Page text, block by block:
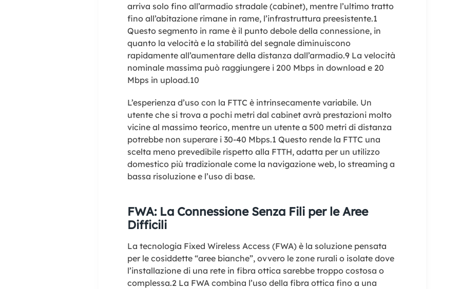
arriva solo fino all’armadio stradale (cabinet), mentre l’ultimo tratto
fino all’abitazione rimane in rame, l’infrastruttura preesistente.1
Questo segmento in rame è il punto debole della connessione, in
quanto la velocità e la stabilità del segnale diminuiscono
rapidamente all’aumentare della distanza dall’armadio.9 La velocità
nominale massima può raggiungere i 200 Mbps in download e 20
Mbps in upload.10
L’esperienza d’uso con la FTTC è intrinsecamente variabile. Un
utente che si trova a pochi metri dal cabinet avrà prestazioni molto
vicine al massimo teorico, mentre un utente a 500 metri di distanza
potrebbe non superare i 30-40 Mbps.1 Questo rende la FTTC una
scelta meno prevedibile rispetto alla FTTH, adatta per un utilizzo
domestico più tradizionale come la navigazione web, lo streaming a
bassa risoluzione e l’uso di base.
FWA: La Connessione Senza Fili per le Aree
Difficili
La tecnologia Fixed Wireless Access (FWA) è la soluzione pensata
per le cosiddette “aree bianche”, ovvero le zone rurali o isolate dove
l’installazione di una rete in fibra ottica sarebbe troppo costosa o
complessa.2 La FWA combina l’uso della fibra ottica fino a una